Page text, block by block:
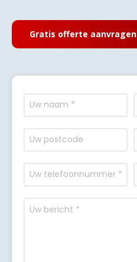
Gratis offerte aanvragen